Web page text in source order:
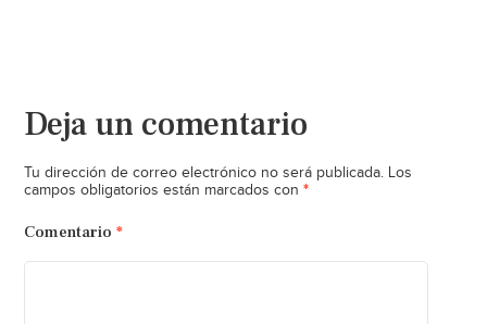
Deja un comentario
Tu dirección de correo electrónico no será publicada. Los
campos obligatorios están marcados con *
Comentario *